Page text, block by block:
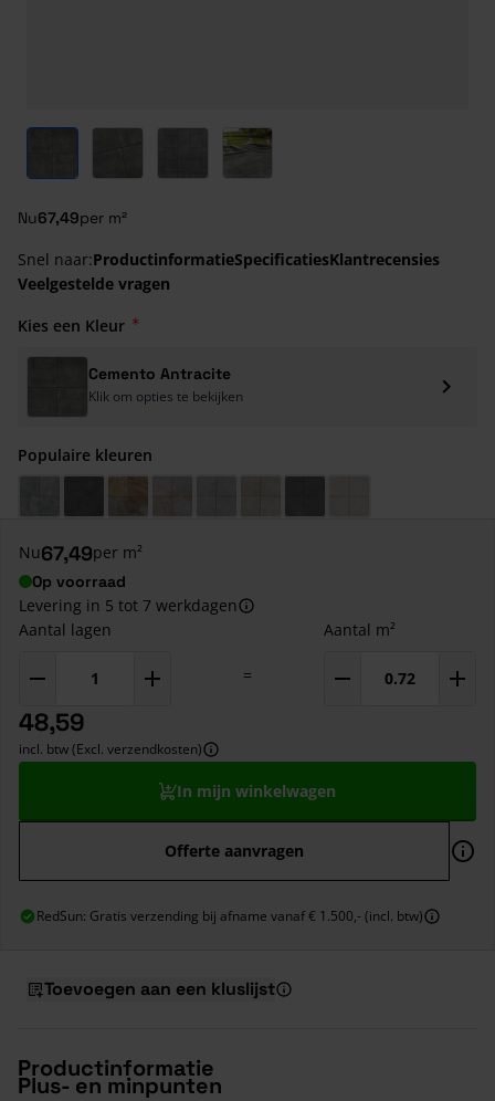
View larger imageView larger imageView larger image
Nu67,49per m²
Snel naar:ProductinformatieSpecificatiesKlantrecensies
Veelgestelde vragen
Kies een Kleur
Cemento Antracite
Klik om opties te bekijken
Populaire kleuren
Nu67,49per m²
Op voorraad
Levering in 5 tot 7 werkdagen
Aantal lagen
=
Aantal m²
48,59
incl. btw (Excl. verzendkosten)
In mijn winkelwagen
Offerte aanvragen
RedSun: Gratis verzending bij afname vanaf € 1.500,- (incl. btw)
Toevoegen aan een kluslijst
Productinformatie
Plus- en minpunten